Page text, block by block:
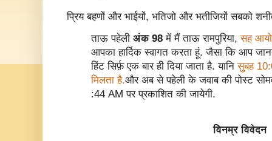
प्रिय बहणों और भाईयों, भतिजो और भतीजियों सबको
ताऊ पहेली अंक 98में मैं ताऊ रामपुरिया,सह
आपका हार्दिक स्वागत करता हूं. जैसा कि आप
हिंट सिर्फ़ एक बार ही दिया जाता है. यानिसुबह
मिलता है.और अब से पहेली के जवाब की पोस्ट
:44 AM पर प्रकाशित की जायेगी.
विनम्र विवेदन